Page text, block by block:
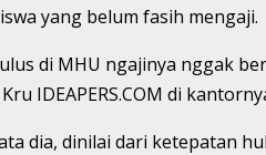
yang belum fasih mengaji.
di MHU ngajinya nggak
IDEAPERS.COM di
dia, dinilai dari ketepatan